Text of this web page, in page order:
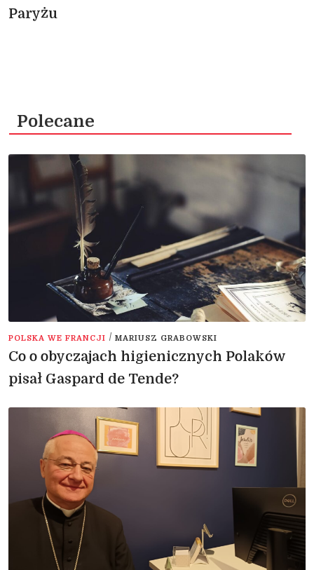
Paryżu
Polecane
POLSKA WE FRANCJI / MARIUSZ GRABOWSKI
Co o obyczajach higienicznych Polaków
pisał Gaspard de Tende?